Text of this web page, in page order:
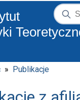
» Publikacje